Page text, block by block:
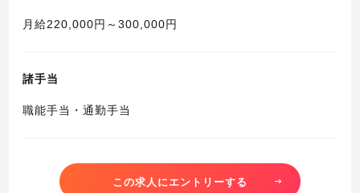
月給220,000円～300,000円
諸手当
職能手当・通勤手当
この求人にエントリーする